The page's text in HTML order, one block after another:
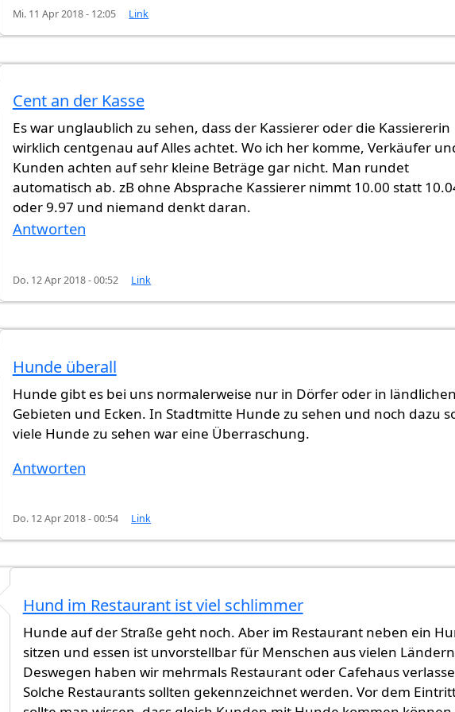
Mi. 11 Apr 2018 - 12:05 Link
Cent an der Kasse
Es war unglaublich zu sehen, dass der Kassierer oder die Kassiererin
wirklich centgenau auf Alles achtet. Wo ich her komme, Verkäufer
Kunden achten auf sehr kleine Beträge gar nicht. Man rundet
automatisch ab. zB ohne Absprache Kassierer nimmt 10.00 statt
oder 9.97 und niemand denkt daran.
Antworten
Do. 12 Apr 2018 - 00:52 Link
Hunde überall
Hunde gibt es bei uns normalerweise nur in Dörfer oder in
Gebieten und Ecken. In Stadtmitte Hunde zu sehen und noch dazu
viele Hunde zu sehen war eine Überraschung.
Antworten
Do. 12 Apr 2018 - 00:54 Link
vonGast (nicht überprüft)
Hund im Restaurant ist viel schlimmer
Hunde auf der Straße geht noch. Aber im Restaurant neben ein
sitzen und essen ist unvorstellbar für Menschen aus vielen
Deswegen haben wir mehrmals Restaurant oder Cafehaus
Solche Restaurants sollten gekennzeichnet werden. Vor dem